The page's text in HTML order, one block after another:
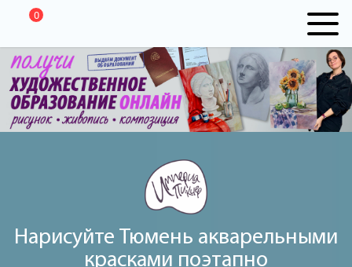
0
Нарисуйте Тюмень акварельными
красками поэтапно